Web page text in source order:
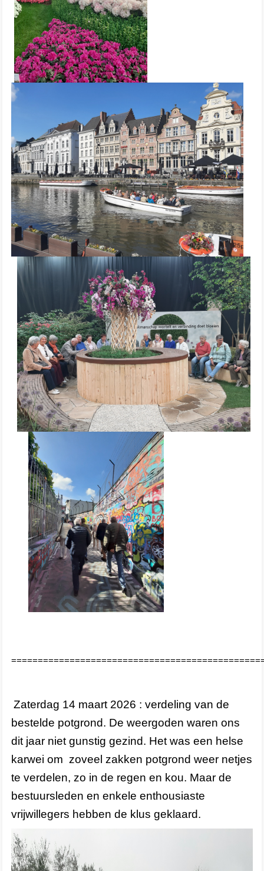
Zaterdag 14 maart 2026 : verdeling van de
bestelde potgrond. De weergoden waren ons
dit jaar niet gunstig gezind. Het was een helse
karwei om zoveel zakken potgrond weer netjes
te verdelen, zo in de regen en kou. Maar de
bestuursleden en enkele enthousiaste
vrijwillegers hebben de klus geklaard.